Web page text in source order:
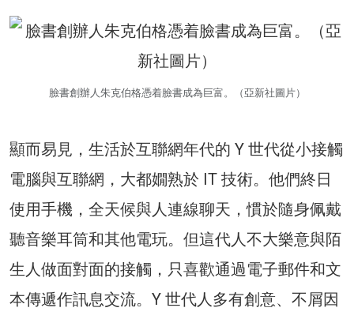
臉書創辦人朱克伯格憑着臉書成為巨富。（亞新社圖片）
顯而易見，生活於互聯網年代的 Y 世代從小接觸
電腦與互聯網，大都嫺熟於 IT 技術。他們終日
使用手機，全天候與人連線聊天，慣於隨身佩戴
聽音樂耳筒和其他電玩。但這代人不大樂意與陌
生人做面對面的接觸，只喜歡通過電子郵件和文
本傳遞作訊息交流。Y 世代人多有創意、不屑因